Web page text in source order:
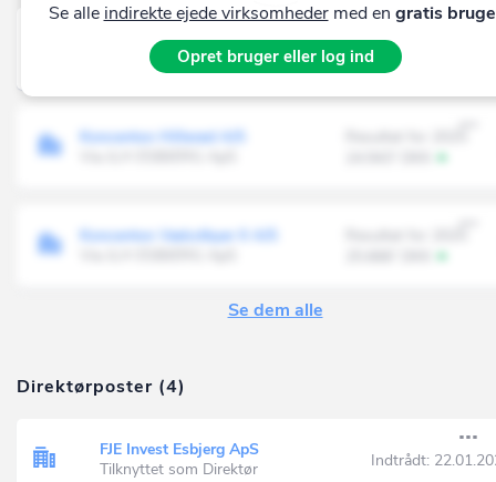
ChipChop Danmark ApS
Via JLH ESBJERG ApS
Resultat for 2025
-16' DKK
Koncenton Hillerød A/S
Koncenton Vækstbyer II A/S
Se alle indirekte ejede virksomhedermed en gratis
Opret bruger eller log ind
Se dem alle
Direktørposter (4)
FJE Invest Esbjerg ApS
Tilknyttet som Direktør
Indtrådt: